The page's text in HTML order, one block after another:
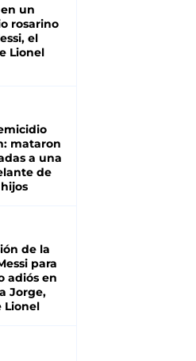
un
rosarino
el
Lionel
mataron
a una
de
de la
para
adiós en
Jorge,
Lionel